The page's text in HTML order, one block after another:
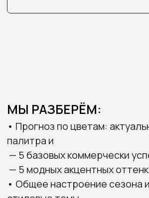
• Команд разработки продукта и закупок
• Маркетологов и бренд-стратегов
• Основателей fashion-брендов и
ритейлеров
ПОЧЕМУ СТОИТ
ПРИСОЕДИНИТЬСЯ
• Получите чёткие визуальные ориентиры
по цвету, темам и продукту